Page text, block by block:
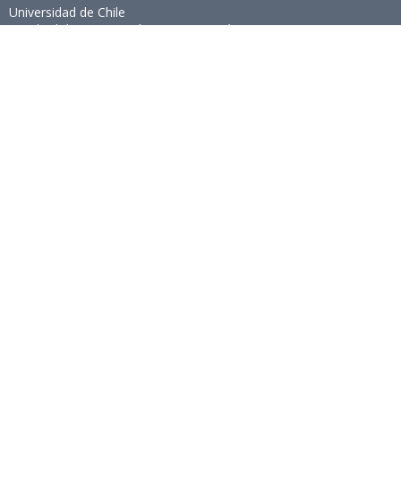
Universidad de Chile
Facultad de Ciencias Físicas y Matemáticas